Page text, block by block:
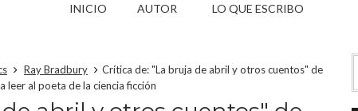
INICIO AUTOR LO QUE ESCRIBO
Ray Bradbury
Crítica de: "La bruja de abril y otros cuentos" de
leer al poeta de la ciencia ficción